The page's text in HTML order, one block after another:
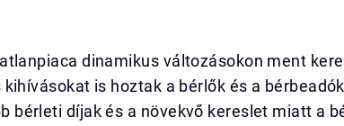
dinamikus változásokon ment
is hoztak a bérlők és a bérbeadók
bérleti díjak és a növekvő kereslet miatt a